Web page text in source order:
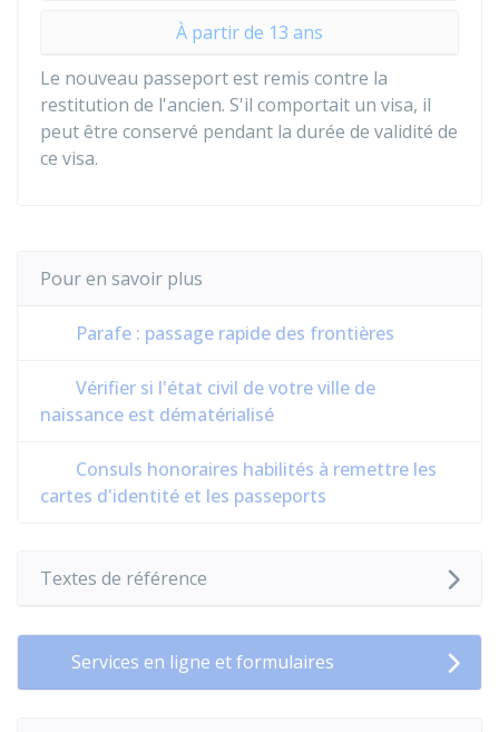
À partir de 13 ans
Le nouveau passeport est remis contre la
restitution de l'ancien. S'il comportait un visa, il
peut être conservé pendant la durée de validité de
ce visa.
Pour en savoir plus
Parafe : passage rapide des frontières
Vérifier si l'état civil de votre ville de
naissance est dématérialisé
Consuls honoraires habilités à remettre les
cartes d'identité et les passeports
Textes de référence
Services en ligne et formulaires